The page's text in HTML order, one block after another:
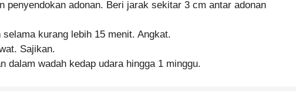
penyendokan adonan. Beri jarak sekitar 3 cm antar adonan
kurang lebih 15 menit. Angkat.
Sajikan.
dalam wadah kedap udara hingga 1 minggu.